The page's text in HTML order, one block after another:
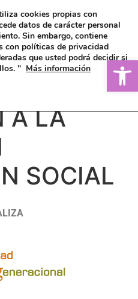
A LA
SOCIAL
cookies propias con
datos de carácter personal
Sin embargo, contiene
con políticas de privacidad
que usted podrá decidir si
" Más información